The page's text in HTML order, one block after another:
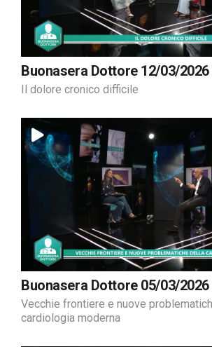
Buonasera Dottore 12/03/2026
Il dolore cronico difficile
Buonasera Dottore 05/03/2026
Vecchie frontiere e nuove
cardiologia moderna